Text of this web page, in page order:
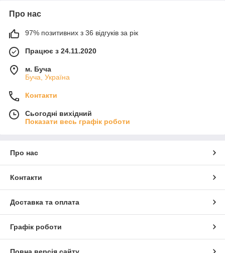
Про нас
97% позитивних з 36 відгуків за рік
Працює з 24.11.2020
м. Буча
Буча, Україна
Контакти
Сьогодні вихідний
Показати весь графік роботи
Про нас
Контакти
Доставка та оплата
Графік роботи